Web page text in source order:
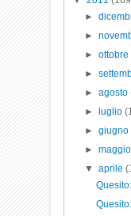
►
►
► ottobre
►
► agosto
►
luglio
► giugno
► maggio
▼ aprile